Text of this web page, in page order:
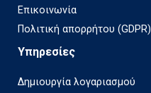
Επικοινωνία
Πολιτική απορρήτου (GDPR)
Υπηρεσίες
Δημιουργία λογαριασμού